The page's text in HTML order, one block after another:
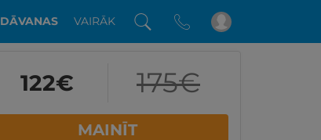
DĀVANAS VAIRĀK
122€ 175€
MAINĪT